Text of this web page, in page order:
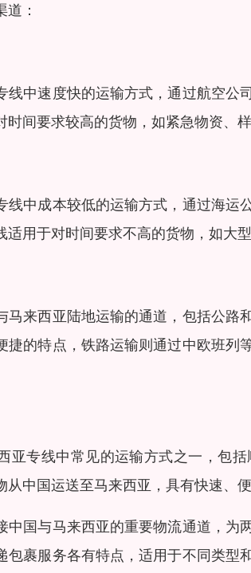
：
线中速度快的运输方式，通过航空
间要求较高的货物，如紧急物资、样
线中成本较低的运输方式，通过海
用于对时间要求不高的货物，如大型
马来西亚陆地运输的通道，包括公
捷的特点，铁路运输则通过中欧班
亚专线中常见的运输方式之一，包
中国运送至马来西亚，具有快速、
中国与马来西亚的重要物流通道，
包裹服务各有特点，适用于不同类